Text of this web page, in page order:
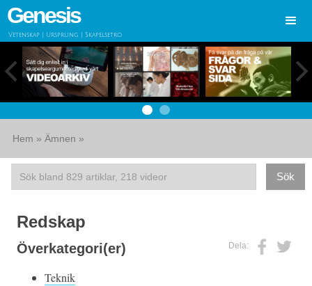
Genesis
Vetenskap | Ursprung | Skapelsetro
Hem » Ämnen »
Redskap
Dela:
Överkategori(er)
Teknik